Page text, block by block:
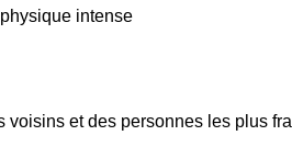
intense
voisins et des personnes les plus